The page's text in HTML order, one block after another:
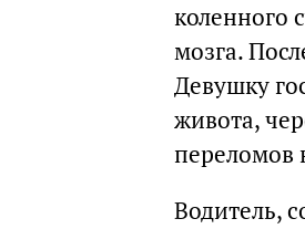
коленного
мозга.
Девушку
живота,
переломов
Водитель,